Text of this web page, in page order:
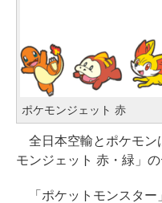
ポケモンジェット 赤
全日本空輸とポケモン
モンジェット 赤・緑」
「ポケットモンスター